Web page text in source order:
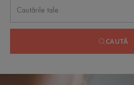
CAUTĂ